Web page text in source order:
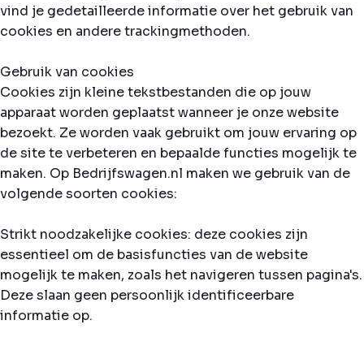
vind je gedetailleerde informatie over het gebruik van
cookies en andere trackingmethoden.
Gebruik van cookies
Cookies zijn kleine tekstbestanden die op jouw
apparaat worden geplaatst wanneer je onze website
bezoekt. Ze worden vaak gebruikt om jouw ervaring op
de site te verbeteren en bepaalde functies mogelijk te
maken. Op Bedrijfswagen.nl maken we gebruik van de
volgende soorten cookies:
Strikt noodzakelijke cookies: deze cookies zijn
essentieel om de basisfuncties van de website
mogelijk te maken, zoals het navigeren tussen pagina's.
Deze slaan geen persoonlijk identificeerbare
informatie op.